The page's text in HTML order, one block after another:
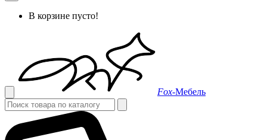
В корзине пусто!
Fox-Мебель